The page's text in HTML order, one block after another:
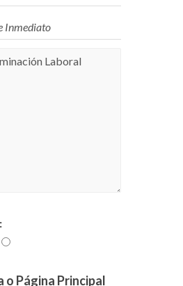
o Página Principal